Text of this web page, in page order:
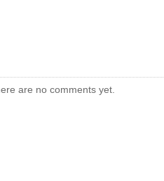
are no comments yet.